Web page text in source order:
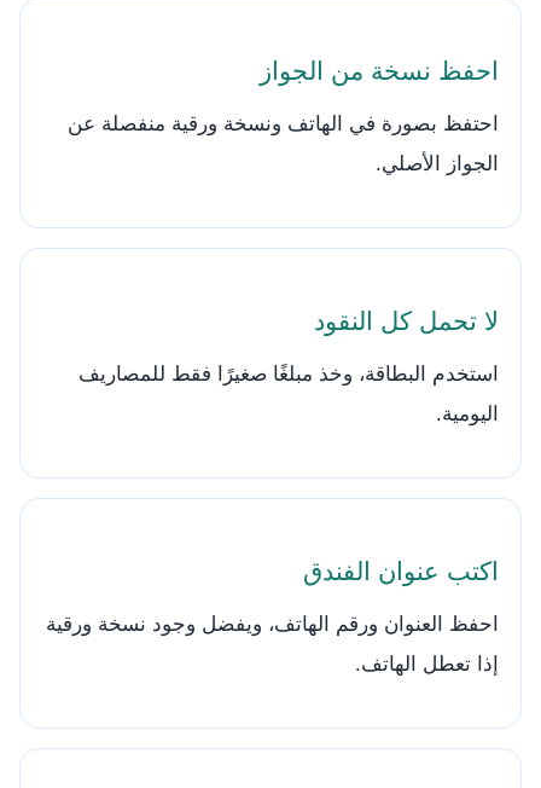
احفظ نسخة من الجواز
احتفظ بصورة في الهاتف ونسخة ورقية منفصلة عن
الجواز الأصلي.
لا تحمل كل النقود
استخدم البطاقة، وخذ مبلغًا صغيرًا فقط للمصاريف
اليومية.
اكتب عنوان الفندق
احفظ العنوان ورقم الهاتف، ويفضل وجود نسخة ورقية
إذا تعطل الهاتف.